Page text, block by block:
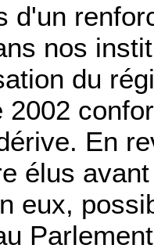
d'un
nos
du
2002
En
élus
eux,